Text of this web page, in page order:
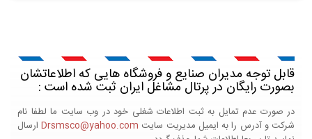
قابل توجه مدیران صنایع و فروشگاه هایی که اطلاعاتشان
بصورت رایگان در پرتال مشاغل ایران ثبت شده است :
در صورت عدم تمایل به ثبت اطلاعات شغلی خود در وب سایت ما لطفا نام
شرکت و آدرس را به ایمیل مدیریت سایت Drsmsco@yahoo.comارسال